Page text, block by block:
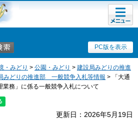
PC版を表示
メニュ
ー
・みどり > 公園・みどり > 建設局みどりの推進
みどりの推進部 一般競争入札等情報 > 「大通
務」に係る一般競争入札について
更新日：2026年5月19日